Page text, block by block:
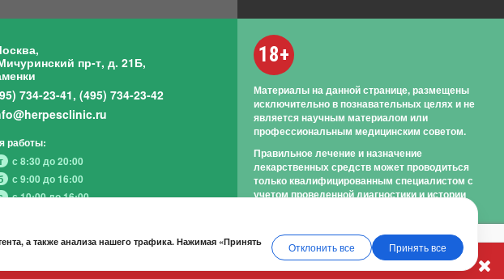
пр-т, д. 21Б,
734-23-41,(495)734-23-42
работы:
с 8:30 до 20:00
с 9:00 до 16:00
с 10:00 до 16:00
18+
Материалы на данной странице, размещены
исключительно в познавательных целях и не
является научным материалом или
профессиональным медицинским советом.
Правильное лечение и назначение
лекарственных средств может проводиться
только квалифицированным специалистом с
учетом проведенной диагностики и истории
а также анализа нашего трафика. Нажимая «Принять
Отклонить все Принять все